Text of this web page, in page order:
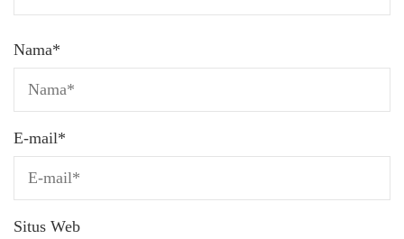
Nama*
E-mail*
Situs Web